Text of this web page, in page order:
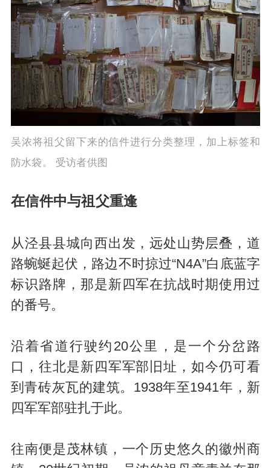
吴浓将祖父留下来的信件进行分类整理，加上标签和
防水袋。 受访者供图
在信件中与祖父重逢
从泾县县城向西出发，远处山势层叠，道
路蜿蜒起伏，路边不时掠过“N4A”白底蓝字
标识路牌，那是新四军在抗战时期使用过
的番号。
沿着省道行驶约20公里，是一个分岔路
口，往北是新四军军部旧址，如今仍可看
到青砖灰瓦的建筑。1938年至1941年，新
四军军部驻扎于此。
往南便是茂林镇，一个历史悠久的徽州商